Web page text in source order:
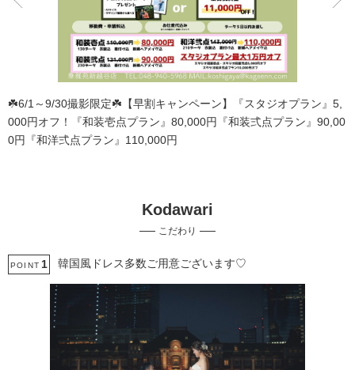
豊富な色打掛・着物 土日同一料金
豊富なドレス
ペットと撮影
事前来店なしで撮影
豊富な白無垢
☘️6/1～9/30撮影限定☘️【早割キャンペーン】『スタジオプラン』5,
000円オフ！『和装壱点プラン』80,000円『和装弍点プラン』90,00
0円『和洋弍点プラン』110,000円
Kodawari
こだわり
POINT 1 韓国風ドレス多数ご用意ございます♡